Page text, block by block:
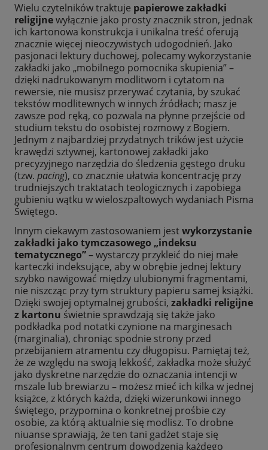
Wielu czytelników traktuje papierowe zakładki
religijnewyłącznie jako prosty znacznik stron, jednak
ich kartonowa konstrukcja i unikalna treść oferują
znacznie więcej nieoczywistych udogodnień. Jako
pasjonaci lektury duchowej, polecamy wykorzystanie
zakładki jako „mobilnego pomocnika skupienia” –
dzięki nadrukowanym modlitwom i cytatom na
rewersie, nie musisz przerywać czytania, by szukać
tekstów modlitewnych w innych źródłach; masz je
zawsze pod ręką, co pozwala na płynne przejście od
studium tekstu do osobistej rozmowy z Bogiem.
Jednym z najbardziej przydatnych trików jest użycie
krawędzi sztywnej, kartonowej zakładki jako
precyzyjnego narzędzia do śledzenia gęstego druku
(tzw. pacing), co znacznie ułatwia koncentrację przy
trudniejszych traktatach teologicznych i zapobiega
gubieniu wątku w wieloszpaltowych wydaniach Pisma
Świętego.
Innym ciekawym zastosowaniem jestwykorzystanie
zakładki jako tymczasowego „indeksu
tematycznego”– wystarczy przykleić do niej małe
karteczki indeksujące, aby w obrębie jednej lektury
szybko nawigować między ulubionymi fragmentami,
nie niszcząc przy tym struktury papieru samej książki.
Dzięki swojej optymalnej grubości, zakładki religijne
z kartonu świetnie sprawdzają się także jako
podkładka pod notatki czynione na marginesach
(marginalia), chroniąc spodnie strony przed
przebijaniem atramentu czy długopisu. Pamiętaj też,
że ze względu na swoją lekkość, zakładka może służyć
jako dyskretne narzędzie do oznaczania intencji w
mszale lub brewiarzu – możesz mieć ich kilka w jednej
książce, z których każda, dzięki wizerunkowi innego
świętego, przypomina o konkretnej prośbie czy
osobie, za którą aktualnie się modlisz. To drobne
niuanse sprawiają, że ten tani gadżet staje się
profesjonalnym centrum dowodzenia każdego